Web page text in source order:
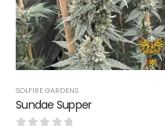
SOLFIRE GARDENS
Sundae Supper